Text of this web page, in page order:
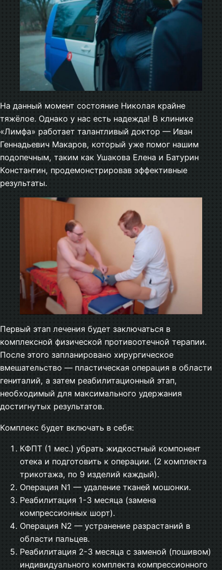
На данный момент состояние Николая крайне
тяжёлое. Однако у нас есть надежда! В клинике
«Лимфа» работает талантливый доктор — Иван
Геннадьевич Макаров, который уже помог нашим
подопечным, таким как Ушакова Елена и Батурин
Константин, продемонстрировав эффективные
результаты.
Первый этап лечения будет заключаться в
комплексной физической противоотечной терапии.
После этого запланировано хирургическое
вмешательство — пластическая операция в области
гениталий, а затем реабилитационный этап,
необходимый для максимального удержания
достигнутых результатов.
Комплекс будет включать в себя:
КФПТ (1 мес.) убрать жидкостный компонент
отека и подготовить к операции. (2 комплекта
трикотажа, по 9 изделий каждый).
Операция N1 — удаление тканей мошонки.
Реабилитация 1-3 месяца (замена
компрессионных шорт).
Операция N2 — устранение разрастаний в
области пальцев.
Реабилитация 2-3 месяца с заменой (пошивом)
индивидуального комплекта компрессионного